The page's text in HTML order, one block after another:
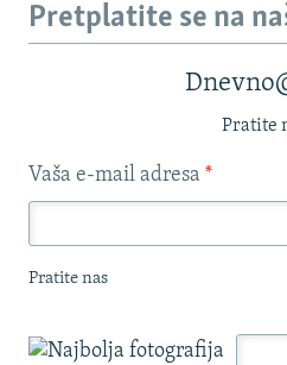
Pretplatite se na
Pratite
Vaša e-mail adresa *
Pratite nas